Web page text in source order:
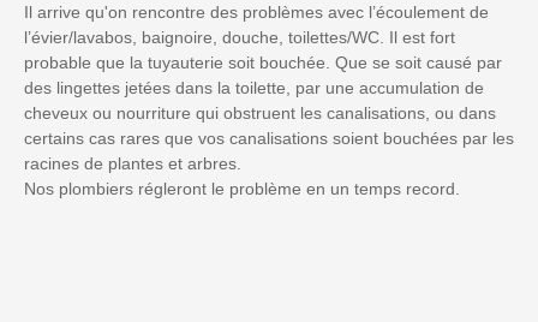
Il arrive qu'on rencontre des problèmes avec l’écoulement de
l’évier/lavabos, baignoire, douche, toilettes/WC. Il est fort
probable que la tuyauterie soit bouchée. Que se soit causé par
des lingettes jetées dans la toilette, par une accumulation de
cheveux ou nourriture qui obstruent les canalisations, ou dans
certains cas rares que vos canalisations soient bouchées par les
racines de plantes et arbres.
Nos plombiers régleront le problème en un temps record.